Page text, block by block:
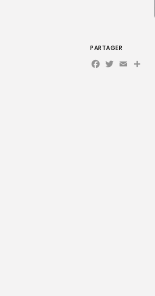
PARTAGER
Facebook
Twitter
Email